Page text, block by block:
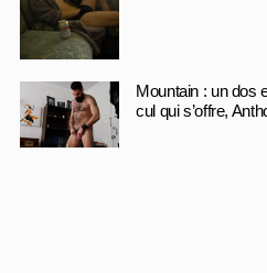
Mountain : un dos
cul qui s’offre,